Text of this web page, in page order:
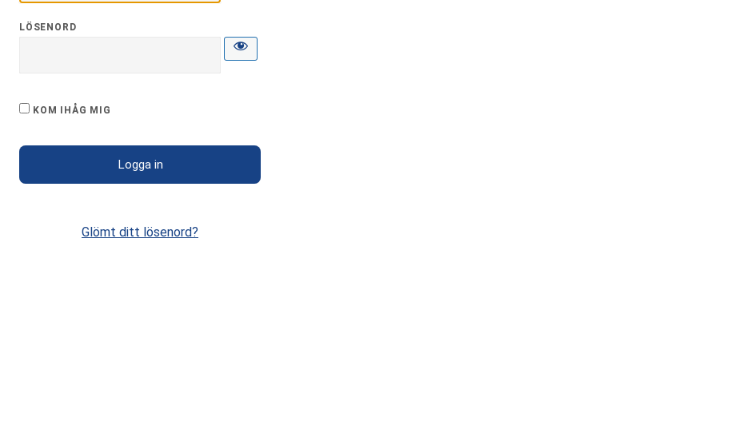
LÖSENORD
KOM IHÅG MIG
Glömt ditt lösenord?